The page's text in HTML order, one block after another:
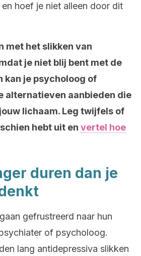
hoef je niet alleen door dit
met het slikken van
je niet blij bent met de
kan je psycholoog of
alternatieven aanbieden die
lichaam. Leg twijfels of
hebt uit en vertel hoe
duren dan je
gefrustreerd naar hun
of psycholoog.
lang antidepressiva slikken